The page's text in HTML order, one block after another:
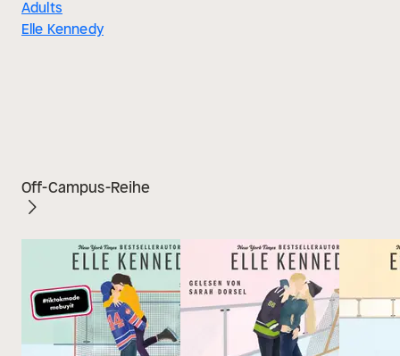
Adults
Elle Kennedy
Off-Campus-Reihe